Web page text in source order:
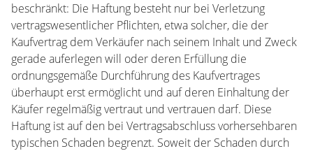
beschränkt: Die Haftung besteht nur bei Verletzung
vertragswesentlicher Pflichten, etwa solcher, die der
Kaufvertrag dem Verkäufer nach seinem Inhalt und Zweck
gerade auferlegen will oder deren Erfüllung die
ordnungsgemäße Durchführung des Kaufvertrages
überhaupt erst ermöglicht und auf deren Einhaltung der
Käufer regelmäßig vertraut und vertrauen darf. Diese
Haftung ist auf den bei Vertragsabschluss vorhersehbaren
typischen Schaden begrenzt. Soweit der Schaden durch